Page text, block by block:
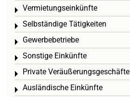
Vermietungseinkünfte
Toggle menu
Selbständige Tätigkeiten
Toggle menu
Gewerbebetriebe
Toggle menu
Sonstige Einkünfte
Toggle menu
Private Veräußerungsgeschäfte
Toggle menu
Ausländische Einkünfte
Toggle menu